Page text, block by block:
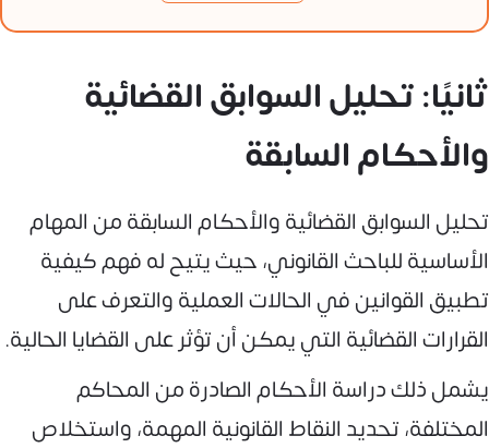
ثانيًا: تحليل السوابق القضائية
والأحكام السابقة
تحليل السوابق القضائية والأحكام السابقة من المهام
الأساسية للباحث القانوني، حيث يتيح له فهم كيفية
تطبيق القوانين في الحالات العملية والتعرف على
القرارات القضائية التي يمكن أن تؤثر على القضايا الحالية.
يشمل ذلك دراسة الأحكام الصادرة من المحاكم
المختلفة، تحديد النقاط القانونية المهمة، واستخلاص